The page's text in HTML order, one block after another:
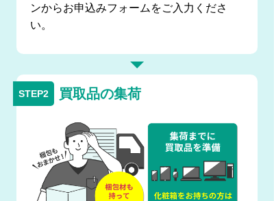
ンからお申込みフォームをご入力くださ
い。
買取品の集荷